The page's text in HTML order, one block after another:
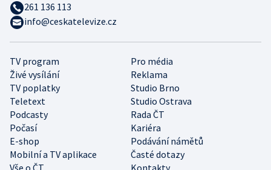
TV program
Pro média
Živé vysílání
Reklama
TV poplatky
Studio Brno
Teletext
Studio Ostrava
Podcasty
Rada ČT
Počasí
Kariéra
E-shop
Podávání námětů
Mobilní a TV aplikace
Časté dotazy
261 136 113
info@ceskatelevize.cz